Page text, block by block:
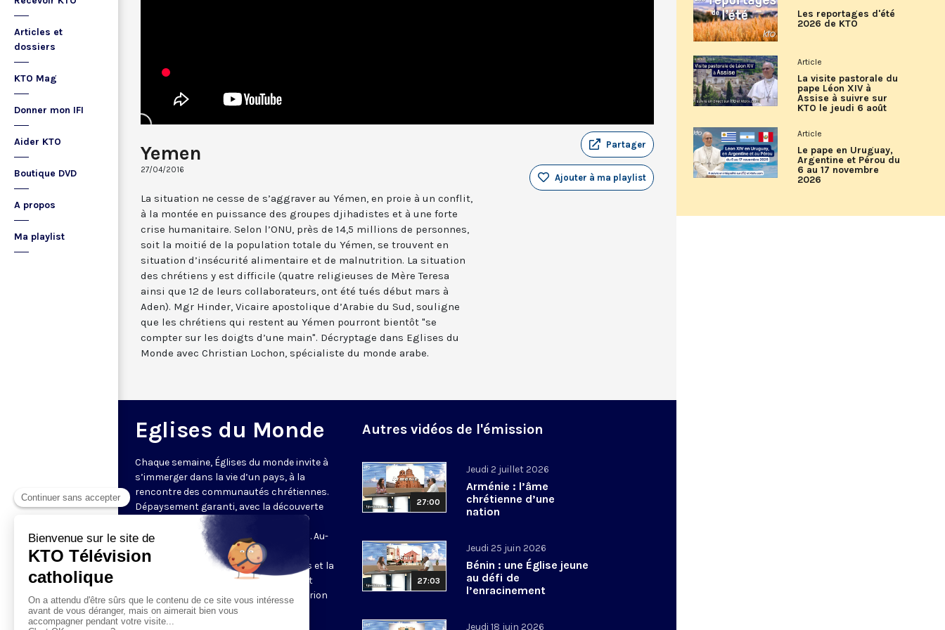
Articles et
dossiers
KTO Mag
Donner mon IFI
Aider KTO
Boutique DVD
A propos
Ma playlist
Yemen
27/04/2016
Partager
Ajouter à ma playlist
La situation ne cesse de s’aggraver au Yémen, en proie à un conflit,
à la montée en puissance des groupes djihadistes et à une forte
crise humanitaire. Selon l’ONU, près de 14,5 millions de personnes,
soit la moitié de la population totale du Yémen, se trouvent en
situation d’insécurité alimentaire et de malnutrition. La situation
des chrétiens y est difficile (quatre religieuses de Mère Teresa
ainsi que 12 de leurs collaborateurs, ont été tués début mars à
Aden). Mgr Hinder, Vicaire apostolique d’Arabie du Sud, souligne
que les chrétiens qui restent au Yémen pourront bientôt "se
compter sur les doigts d’une main". Décryptage dans Eglises du
Monde avec Christian Lochon, spécialiste du monde arabe.
Eglises du Monde
Chaque semaine, Églises du monde invite à
s’immerger dans la vie d’un pays, à la
rencontre des communautés chrétiennes.
Dépaysement garanti, avec la découverte
des spécificités et du rayonnement de
l’Église catholique ou de ses difficultés. Au-
delà de l’actualité, il s’agit aussi de
comprendre les grands enjeux du pays et la
contribution que les chrétiens peuvent
apporter à la société. Présenté par Marion
Fontenille chaque jeudi à 21h45.
Autres vidéos de l'émission
27:00
Jeudi 2 juillet 2026
Arménie : l’âme
chrétienne d’une
nation
27:03
Jeudi 25 juin 2026
Bénin : une Église jeune
au défi de
l’enracinement
Jeudi 18 juin 2026
Les reportages d'été
2026 de KTO
Article
La visite pastorale du
pape Léon XIV à
Assise à suivre sur
KTO le jeudi 6 août
Article
Le pape en Uruguay,
Argentine et Pérou du
6 au 17 novembre
2026